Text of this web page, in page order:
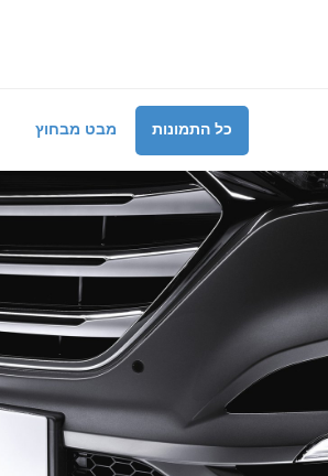
מבט מבחוץ כל התמונות